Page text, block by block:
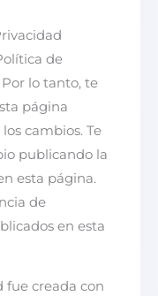
de
lo tanto, te
página
cambios. Te
publicando la
esta página.
de
en esta
fue creada con